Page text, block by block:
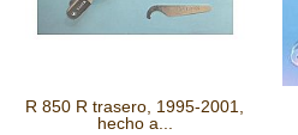
R 850 R trasero, 1995-2001,
hecho a...